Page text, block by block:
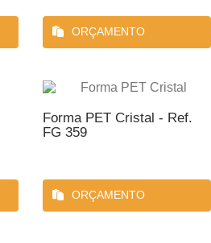
ORÇAMENTO
Forma PET Cristal - Ref.
FG 359
ORÇAMENTO